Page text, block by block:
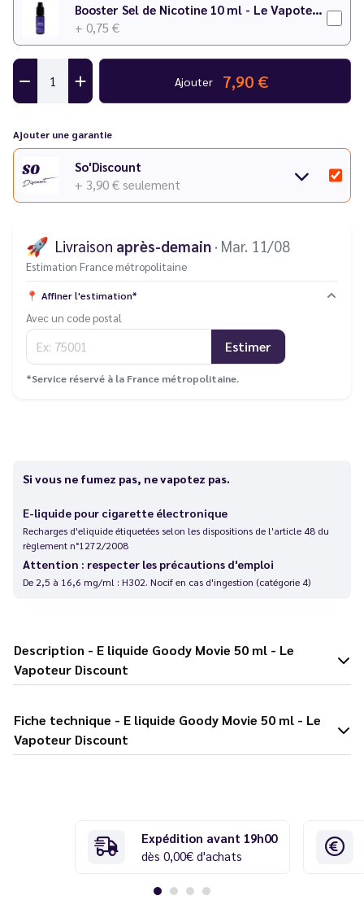
Booster Sel de Nicotine 10 ml - Le Vapoteur Discount
+ 0,75 €
Ajouter 7,90 €
Ajouter une garantie
So'Discount
+ 3,90 € seulement
🚀 Livraison après-demain · Mar. 11/08
Estimation France métropolitaine
📍 Affiner l'estimation*
Avec un code postal
Estimer
*Service réservé à la France métropolitaine.
Si vous ne fumez pas, ne vapotez pas.
E-liquide pour cigarette électronique
Recharges d'eliquide étiquetées selon les dispositions de l'article 48 du
règlement n°1272/2008
Attention : respecter les précautions d'emploi
De 2,5 à 16,6 mg/ml : H302. Nocif en cas d'ingestion (catégorie 4)
Description - E liquide Goody Movie 50 ml - Le
Vapoteur Discount
Fiche technique - E liquide Goody Movie 50 ml - Le
Vapoteur Discount
Expédition avant 19h00
dès 0,00€ d'achats